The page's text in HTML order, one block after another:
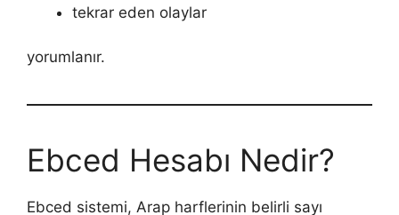
tekrar eden olaylar
yorumlanır.
Ebced Hesabı Nedir?
Ebced sistemi, Arap harflerinin belirli sayı